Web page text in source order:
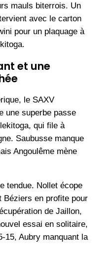
mauls biterrois. Un
avec le carton
pour un plaquage à
et une
le SAXV
une superbe passe
qui file à
Saubusse manque
Angoulême mène
tendue. Nollet écope
Béziers en profite pour
de Jaillon,
essai en solitaire,
15, Aubry manquant la